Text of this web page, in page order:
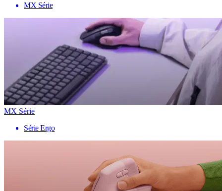
MX Série
MX Série
Série Ergo